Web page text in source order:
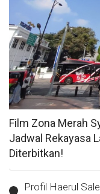
Film Zona Merah
Jadwal Rekayasa
Diterbitkan!
Profil Haerul